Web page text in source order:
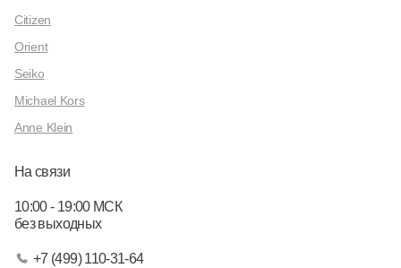
Citizen
Orient
Seiko
Michael Kors
Anne Klein
На связи
10:00 - 19:00 МСК
без выходных
+7 (499) 110-31-64